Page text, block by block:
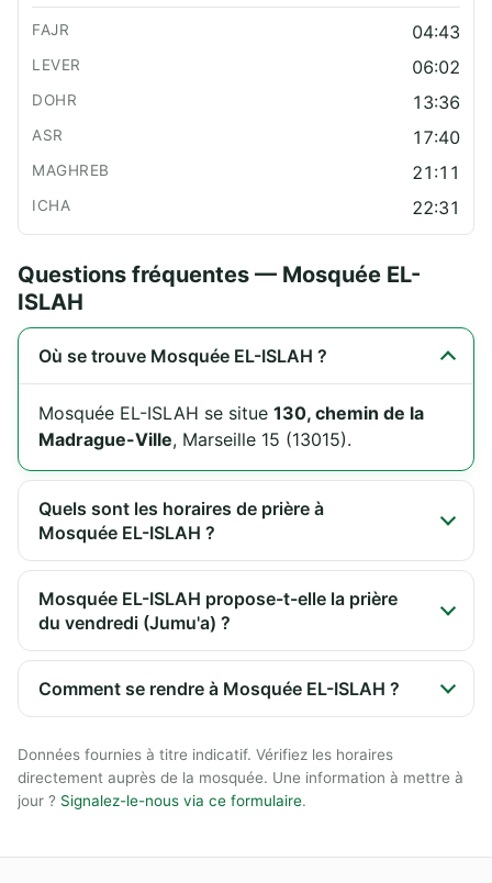
04:43
06:02
13:36
17:40
21:11
22:31
Questions fréquentes — Mosquée EL-
ISLAH
Où se trouve Mosquée EL-ISLAH ?
Mosquée EL-ISLAH se situe 130, chemin de la
Madrague-Ville, Marseille 15 (13015).
Quels sont les horaires de prière à
Mosquée EL-ISLAH ?
Mosquée EL-ISLAH propose-t-elle la prière
du vendredi (Jumu'a) ?
Comment se rendre à Mosquée EL-ISLAH ?
Données fournies à titre indicatif. Vérifiez les horaires
directement auprès de la mosquée. Une information à mettre à
jour ? Signalez-le-nous via ce formulaire.